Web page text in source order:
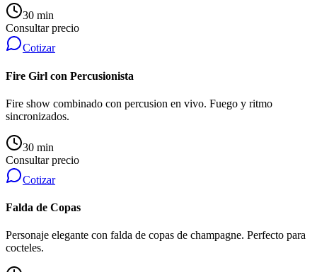
30 min
Consultar precio
Cotizar
Fire Girl con Percusionista
Fire show combinado con percusion en vivo. Fuego y ritmo
sincronizados.
30 min
Consultar precio
Cotizar
Falda de Copas
Personaje elegante con falda de copas de champagne. Perfecto para
cocteles.